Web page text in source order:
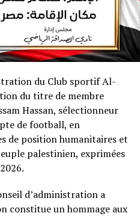
du Club sportif Al-
du titre de membre
Hassan, sélectionneur
de football, en
de position humanitaires et
palestinien, exprimées
d’administration a
constitue un hommage aux